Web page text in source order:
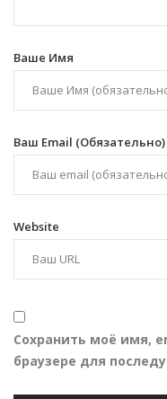
Ваше Имя
Ваш Email (обязательно)
Website
Сохранить моё имя,
браузере для